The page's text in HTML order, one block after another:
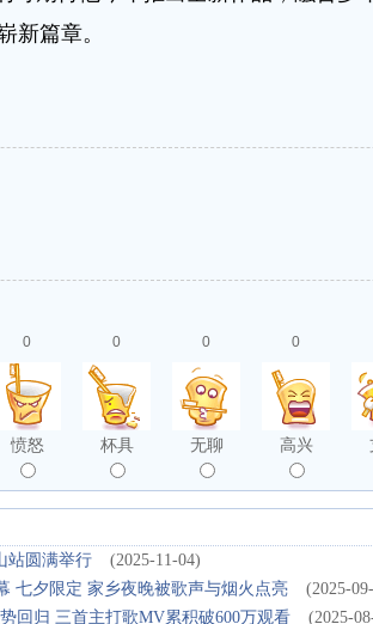
新篇章。
0
愤怒
0
杯具
0
无聊
0
高兴
站圆满举行
(2025-11-04)
七夕限定 家乡夜晚被歌声与烟火点亮
(2025-
回归 三首主打歌MV累积破600万观看
(2025-